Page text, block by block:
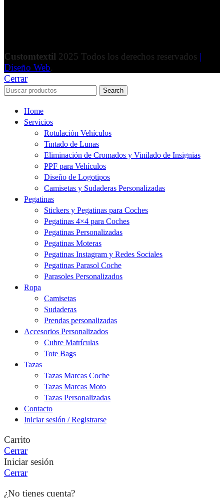
Customtextil 2025 Todos los derechos reservados |
Diseño Web.
Cerrar
Search
Home
Servicios
Rotulación Vehículos
Tintado de Lunas
Eliminación de Cromados y Vinilado de Insignias
PPF para Vehículos
Diseño de Logotipos
Camisetas y Sudaderas Personalizadas
Pegatinas
Stickers y Pegatinas para Coches
Pegatinas 4×4 para Coches
Pegatinas Personalizadas
Pegatinas Moteras
Pegatinas Instagram y Redes Sociales
Pegatinas Parasol Coche
Parasoles Personalizados
Ropa
Camisetas
Sudaderas
Prendas personalizadas
Accesorios Personalizados
Cubre Matrículas
Tote Bags
Tazas
Tazas Marcas Coche
Tazas Marcas Moto
Tazas Personalizadas
Contacto
Iniciar sesión / Registrarse
Carrito
Cerrar
Iniciar sesión
Cerrar
¿No tienes cuenta?